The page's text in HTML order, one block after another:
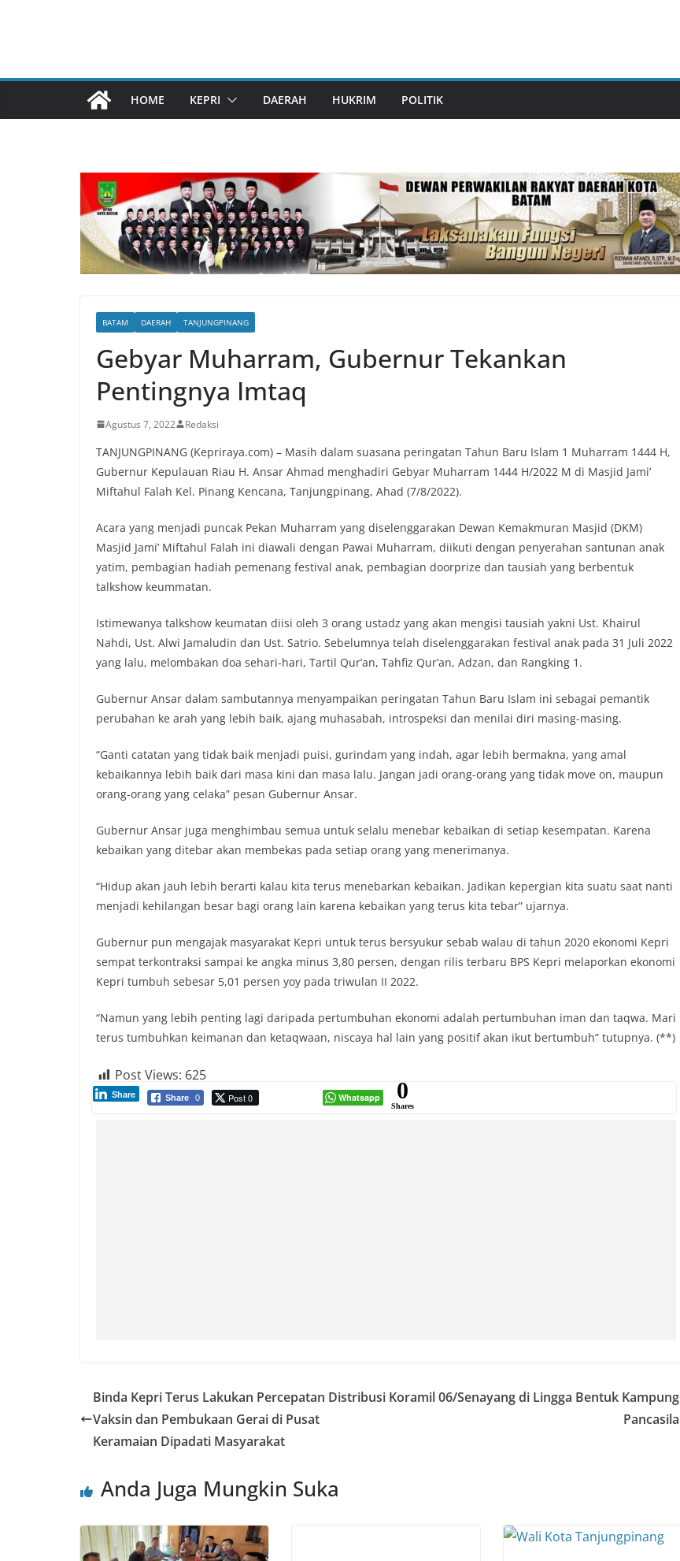
HOME KEPRI DAERAH HUKRIM POLITIK
BATAM DAERAH TANJUNGPINANG
Gebyar Muharram, Gubernur Tekankan
Pentingnya Imtaq
Agustus 7, 2022 Redaksi
TANJUNGPINANG (Kepriraya.com) – Masih dalam suasana peringatan Tahun Baru Islam 1 Muharram 1444 H,
Gubernur Kepulauan Riau H. Ansar Ahmad menghadiri Gebyar Muharram 1444 H/2022 M di Masjid Jami’
Miftahul Falah Kel. Pinang Kencana, Tanjungpinang, Ahad (7/8/2022).
Acara yang menjadi puncak Pekan Muharram yang diselenggarakan Dewan Kemakmuran Masjid (DKM)
Masjid Jami’ Miftahul Falah ini diawali dengan Pawai Muharram, diikuti dengan penyerahan santunan anak
yatim, pembagian hadiah pemenang festival anak, pembagian doorprize dan tausiah yang berbentuk
talkshow keummatan.
Istimewanya talkshow keumatan diisi oleh 3 orang ustadz yang akan mengisi tausiah yakni Ust. Khairul
Nahdi, Ust. Alwi Jamaludin dan Ust. Satrio. Sebelumnya telah diselenggarakan festival anak pada 31 Juli 2022
yang lalu, melombakan doa sehari-hari, Tartil Qur’an, Tahfiz Qur’an, Adzan, dan Rangking 1.
Gubernur Ansar dalam sambutannya menyampaikan peringatan Tahun Baru Islam ini sebagai pemantik
perubahan ke arah yang lebih baik, ajang muhasabah, introspeksi dan menilai diri masing-masing.
“Ganti catatan yang tidak baik menjadi puisi, gurindam yang indah, agar lebih bermakna, yang amal
kebaikannya lebih baik dari masa kini dan masa lalu. Jangan jadi orang-orang yang tidak move on, maupun
orang-orang yang celaka” pesan Gubernur Ansar.
Gubernur Ansar juga menghimbau semua untuk selalu menebar kebaikan di setiap kesempatan. Karena
kebaikan yang ditebar akan membekas pada setiap orang yang menerimanya.
“Hidup akan jauh lebih berarti kalau kita terus menebarkan kebaikan. Jadikan kepergian kita suatu saat nanti
menjadi kehilangan besar bagi orang lain karena kebaikan yang terus kita tebar” ujarnya.
Gubernur pun mengajak masyarakat Kepri untuk terus bersyukur sebab walau di tahun 2020 ekonomi Kepri
sempat terkontraksi sampai ke angka minus 3,80 persen, dengan rilis terbaru BPS Kepri melaporkan ekonomi
Kepri tumbuh sebesar 5,01 persen yoy pada triwulan II 2022.
“Namun yang lebih penting lagi daripada pertumbuhan ekonomi adalah pertumbuhan iman dan taqwa. Mari
terus tumbuhkan keimanan dan ketaqwaan, niscaya hal lain yang positif akan ikut bertumbuh” tutupnya. (**)
Post Views: 625
Share 0 Post 0
Share Whatsapp 0
Shares
Binda Kepri Terus Lakukan Percepatan Distribusi
Vaksin dan Pembukaan Gerai di Pusat
Keramaian Dipadati Masyarakat
Koramil 06/Senayang di Lingga Bentuk Kampung
Pancasila
Anda Juga Mungkin Suka